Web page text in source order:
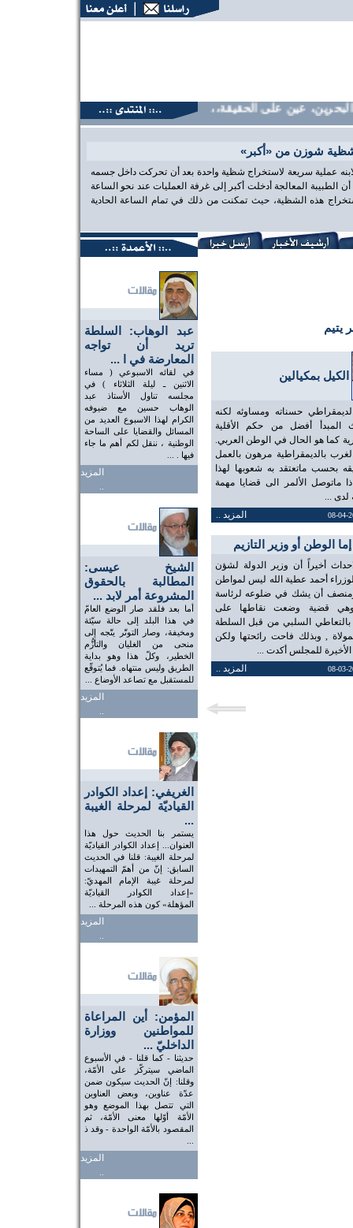
عين على الحقيقة،، منتديات البحرين، عين على
شوزن من «أكبر»
عملية سريعة لاستخراج شظية واحدة بعد أن تحركت داخل جسمه
المعالجة أدخلت أكبر إلى غرفة العمليات عند نحو الساعة
هذه الشظية، حيث تمكنت من ذلك في تمام الساعة الحادية
عبد الوهاب: السلطة
تريد أن تواجه
المعارضة في ا ...
في لقائه الاسبوعي ( مساء
الاثنين ـ ليلة الثلاثاء ) في
مجلسه تناول الأستاذ عبد
الوهاب حسين مع ضيوفه
الكرام لهذا الاسبوع العديد من
المسائل والقضايا على الساحة
الوطنية ، ننقل لكم أهم ما جاء
فيها . ...
المزيد
..
الشيخ عيسى:
المطالبة بالحقوق
المشروعة أمر لابد ...
أما بعد فلقد صار الوضع العامّ
في هذا البلد إلى حالة سيّئة
ومخيفة، وصار التوتّر يتّجه إلى
منحى من الغليان والتأزُّم
الخطير، وكلّ هذا وهو بداية
الطريق وليس منتهاه. فما يُتوقّع
للمستقبل مع تصاعد الأوضاع ...
المزيد
..
الغريفي: إعداد الكوادر
القياديّة لمرحلة الغيبة
...
يستمر بنا الحديث حول هذا
العنوان... إعداد الكوادر القياديّة
لمرحلة الغيبة: قلنا في الحديث
السابق: إنّ من أهمّ التمهيدات
لمرحلة غيبة الإمام المهديّ:
«إعداد الكوادر القياديّة
المؤهلة» كون هذه المرحلة ...
المزيد
..
المؤمن: أين المراعاة
للمواطنين ووزارة
الداخليّ ...
حديثنا - كما قلنا - في الأسبوع
الماضي سيتركّز على الأمّة،
وقلنا: إنّ الحديث سيكون ضمن
عدّة عناوين، وبعض العناوين
التي تتصل بهذا الموضع وهو
الأمّة أوّلها معنى الأمّة، ثم
المقصود بالأمّة الواحدة - وقد ذ
المزيد
..
يتيم
الكيل بمكيالين
حسناته ومساوئه لكنه
أفضل من حكم الأقلية
كما هو الحال في الوطن العربي.
بالديمقراطية مرهون بالعمل
بحسب ماتعتقد به شعوبها لهذا
ماتوصل الألمر الى قضايا مهمة
...
المزيد ..
إما الوطن أو وزير التازيم
أخيراً أن وزير الدولة لشؤن
أحمد عطية الله ليس لمواطن
أن يشك في ضلوعه لرئاسة
وهي قضية وضعت نقاطها على
السلبي من قبل السلطة
, وبذلك فاحت رائحتها ولكن
للمجلس أكدت ...
المزيد ..